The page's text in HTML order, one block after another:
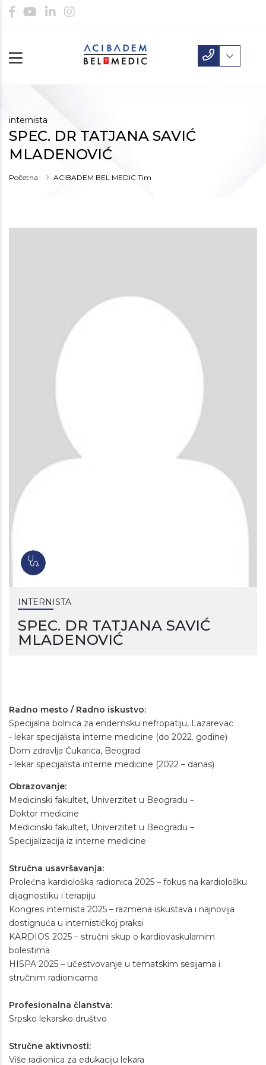
internista
SPEC. DR TATJANA SAVIĆ
MLADENOVIĆ
Početna ACIBADEM BEL MEDIC Tim
INTERNISTA
SPEC. DR TATJANA SAVIĆ
MLADENOVIĆ
Radno mesto / Radno iskustvo:
Specijalna bolnica za endemsku nefropatiju, Lazarevac
- lekar specijalista interne medicine (do 2022. godine)
Dom zdravlja Čukarica, Beograd
- lekar specijalista interne medicine (2022 – danas)
Obrazovanje:
Medicinski fakultet, Univerzitet u Beogradu –
Doktor medicine
Medicinski fakultet, Univerzitet u Beogradu –
Specijalizacija iz interne medicine
Stručna usavršavanja:
Prolećna kardiološka radionica 2025 – fokus na kardiološku
dijagnostiku i terapiju
Kongres internista 2025 – razmena iskustava i najnovija
dostignuća u internističkoj praksi
KARDIOS 2025 – stručni skup o kardiovaskularnim
bolestima
HISPA 2025 – učestvovanje u tematskim sesijama i
stručnim radionicama
Profesionalna članstva:
Srpsko lekarsko društvo
Stručne aktivnosti:
Više radionica za edukaciju lekara